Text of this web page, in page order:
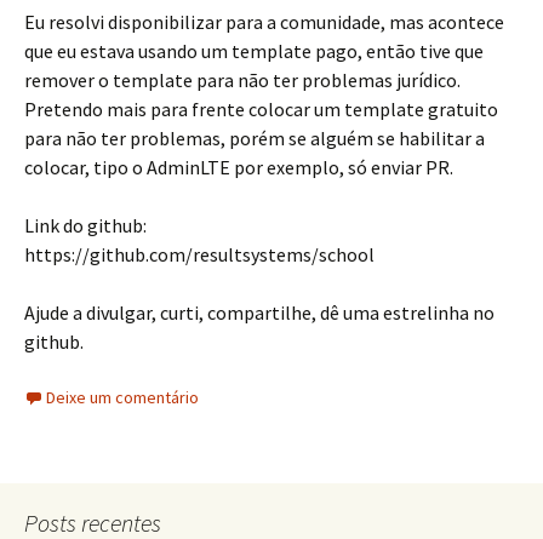
Eu resolvi disponibilizar para a comunidade, mas acontece
que eu estava usando um template pago, então tive que
remover o template para não ter problemas jurídico.
Pretendo mais para frente colocar um template gratuito
para não ter problemas, porém se alguém se habilitar a
colocar, tipo o AdminLTE por exemplo, só enviar PR.
Link do github:
https://github.com/resultsystems/school
Ajude a divulgar, curti, compartilhe, dê uma estrelinha no
github.
Deixe um comentário
Posts recentes